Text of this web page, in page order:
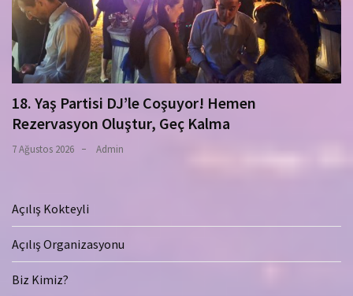
18. Yaş Partisi DJ’le Coşuyor! Hemen
Rezervasyon Oluştur, Geç Kalma
7 Ağustos 2026 Admin
Açılış Kokteyli
Açılış Organizasyonu
Biz Kimiz?